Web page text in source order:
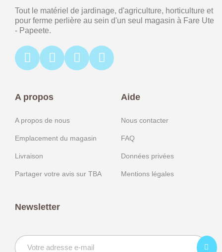
Tout le matériel de jardinage, d'agriculture, horticulture et
pour ferme perlière au sein d'un seul magasin à Fare Ute
- Papeete.
A propos
A propos de nous
Emplacement du magasin
Livraison
Partager votre avis sur TBA
Aide
Nous contacter
FAQ
Données privées
Mentions légales
Newsletter